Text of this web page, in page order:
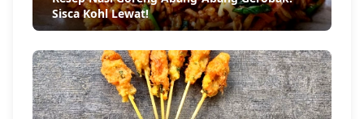
Sisca Kohl Lewat!